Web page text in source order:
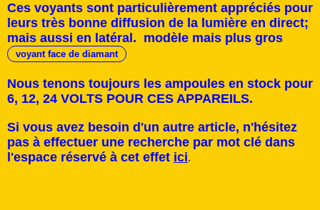
Ces voyants sont particulièrement appréciés pour
leurs très bonne diffusion de la lumière en direct;
mais aussi en latéral. modèle mais plus gros
voyant face de diamant
Nous tenons toujours les ampoules en stock pour
6, 12, 24 VOLTS POUR CES APPAREILS.
Si vous avez besoin d'un autre article, n'hésitez
pas à effectuer une recherche par mot clé dans
l'espace réservé à cet effet ici.